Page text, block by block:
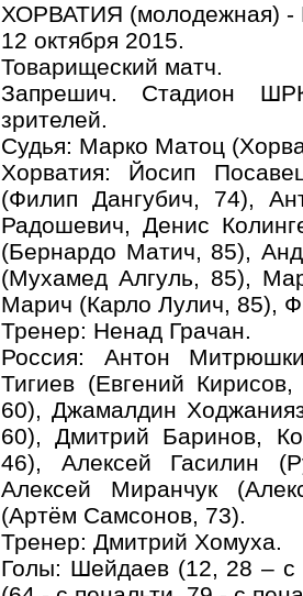
ХОРВАТИЯ (молодежная)
12 октября 2015.
Товарищеский матч.
Запрешич. Стадион
зрителей.
Судья: Марко Матоц
Хорватия: Йосип
(Филип Дангубич, 74),
Радошевич, Денис
(Бернардо Матич, 85),
(Мухамед Алгуль, 85),
Марич (Карло Лулич, 85),
Тренер: Ненад Грачан.
Россия: Антон
Тигиев (Евгений
60), Джамалдин
60), Дмитрий Баринов,
46), Алексей Гасилин
Алексей Миранчук
(Артём Самсонов, 73).
Тренер: Дмитрий Хомуха.
Голы: Шейдаев (12, 28 – с